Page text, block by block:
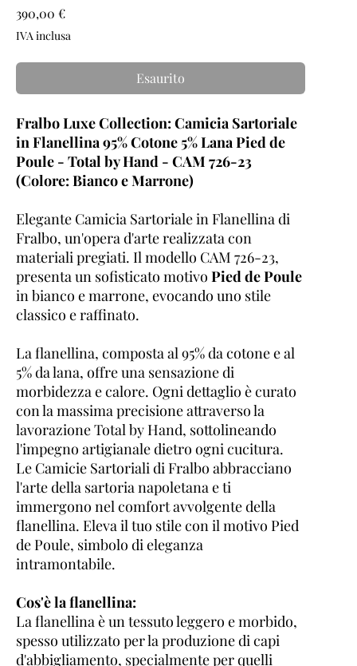
390,00 €Prezzo
IVA inclusa
Esaurito
Fralbo Luxe Collection: Camicia Sartoriale
in Flanellina 95% Cotone 5% Lana Pied de
Poule - Total by Hand - CAM 726-23
(Colore: Bianco e Marrone)
Elegante Camicia Sartoriale in Flanellina di
Fralbo, un'opera d'arte realizzata con
materiali pregiati. Il modello CAM 726-23,
presenta un sofisticato motivoPied de Poule
in bianco e marrone, evocando uno stile
classico e raffinato.
La flanellina, composta al 95% da cotone e al
5% da lana, offre una sensazione di
morbidezza e calore. Ogni dettaglio è curato
con la massima precisione attraverso la
lavorazione Total by Hand, sottolineando
l'impegno artigianale dietro ogni cucitura.
Le Camicie Sartoriali di Fralbo abbracciano
l'arte della sartoria napoletana e ti
immergono nel comfort avvolgente della
flanellina. Eleva il tuo stile con il motivo Pied
de Poule, simbolo di eleganza
intramontabile.
Cos'è la flanellina:
La flanellina è un tessuto leggero e morbido,
spesso utilizzato per la produzione di capi
d'abbigliamento, specialmente per quelli